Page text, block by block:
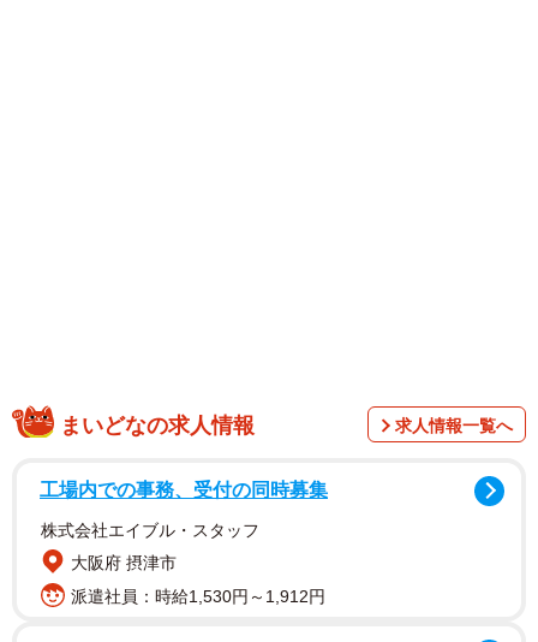
まいどなの求人情報 求人情報一覧へ
工場内での事務、受付の同時募集
株式会社エイブル・スタッフ
大阪府 摂津市
派遣社員：時給1,530円～1,912円